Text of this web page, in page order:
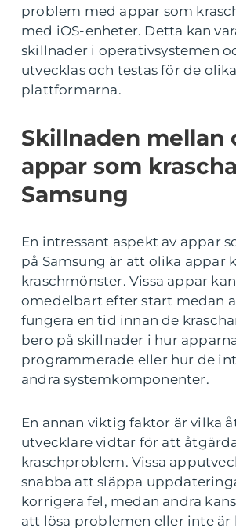
problem med appar som
med iOS-enheter. Detta kan
skillnader i operativsystemen
utvecklas och testas för de olika
plattformarna.
Skillnaden mellan
appar som
Samsung
En intressant aspekt av appar
på Samsung är att olika appar
kraschmönster. Vissa appar
omedelbart efter start medan
fungera en tid innan de
bero på skillnader i hur
programmerade eller hur de
andra systemkomponenter.
En annan viktig faktor är vilka
utvecklare vidtar för att
kraschproblem. Vissa
snabba att släppa
korrigera fel, medan andra
att lösa problemen eller inte är